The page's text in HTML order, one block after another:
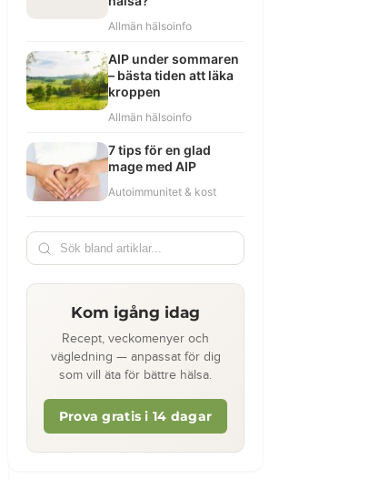
Allmän hälsoinfo
AIP under sommaren
– bästa tiden att läka
kroppen
Allmän hälsoinfo
7 tips för en glad
mage med AIP
Autoimmunitet & kost
Kom igång idag
Recept, veckomenyer och
vägledning — anpassat för dig
som vill äta för bättre hälsa.
Prova gratis i 14 dagar